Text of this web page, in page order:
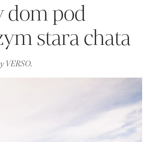
dom pod
stara chata
VERSO.